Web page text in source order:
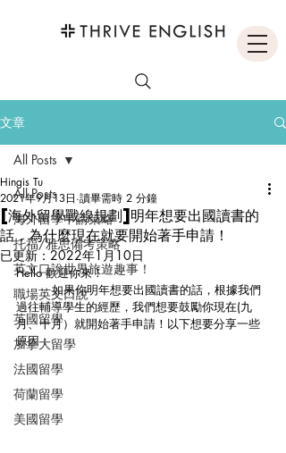
文章
All Posts
海外留學申請策略
托福/雅思備考策略
英文口說世界旅遊趣事！
職場英文口說
英國留學
加拿大留學
法國留學
荷蘭留學
美國留學
All Posts
[海外留學戰線規劃]明年想要出國讀書的
話，為什麼現在就要開始著手申請！
Hingis Tu
2021年9月13日 讀畢需時 2 分鐘
已更新：2022年1月10日
Hello 歡迎你來！
	如果你明年想要出國讀書的話，根據我們
過往輔導學生的經歷，我們想要鼓勵你現在(九
月、十月）就開始著手申請！以下想要分享一些
原因：